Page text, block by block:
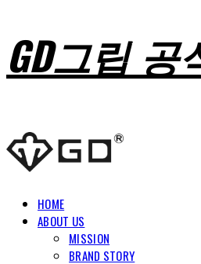
GD그립
HOME
ABOUT US
MISSION
BRAND STORY